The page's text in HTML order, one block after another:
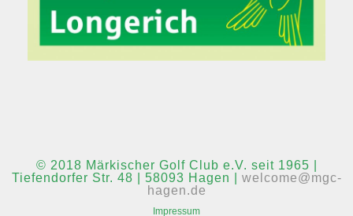
© 2018 Märkischer Golf Club e.V. seit 1965 |
Tiefendorfer Str. 48 | 58093 Hagen | welcome@mgc-
hagen.de
Impressum